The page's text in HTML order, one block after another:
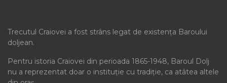
Trecutul Craiovei a fost strâns legat de existența Baroului
doljean.
Pentru istoria Craiovei din perioada 1865-1948, Baroul Dolj
nu a reprezentat doar o instituție cu tradiție, ca atâtea altele